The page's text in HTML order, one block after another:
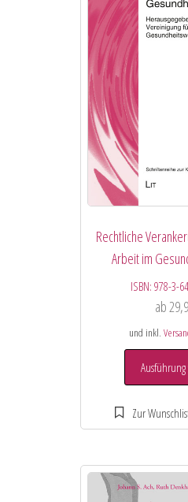
Rechtliche
Arbeit im
ISBN: 978-3-
ab
und inkl.